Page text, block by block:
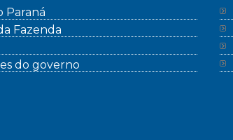
Paraná
Fazenda
do governo